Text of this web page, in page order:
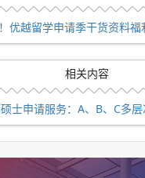
优越留学申请季干货资料福
相关内容
士申请服务：A、B、C多